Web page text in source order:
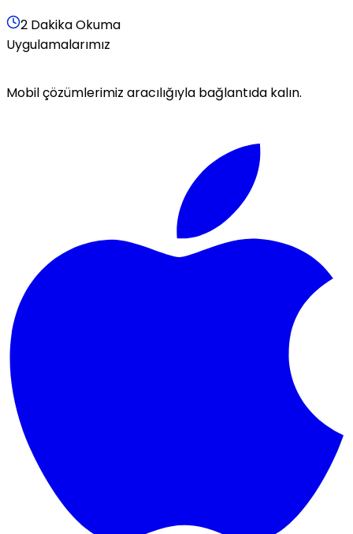
2 Dakika Okuma
Uygulamalarımız
Mobil çözümlerimiz aracılığıyla bağlantıda kalın.